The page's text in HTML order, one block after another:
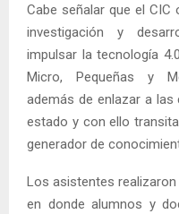
Cabe señalar que el
investigación y
impulsar la tecnología
Micro, Pequeñas y
además de enlazar a
estado y con ello
generador de
Los asistentes
en donde alumnos y